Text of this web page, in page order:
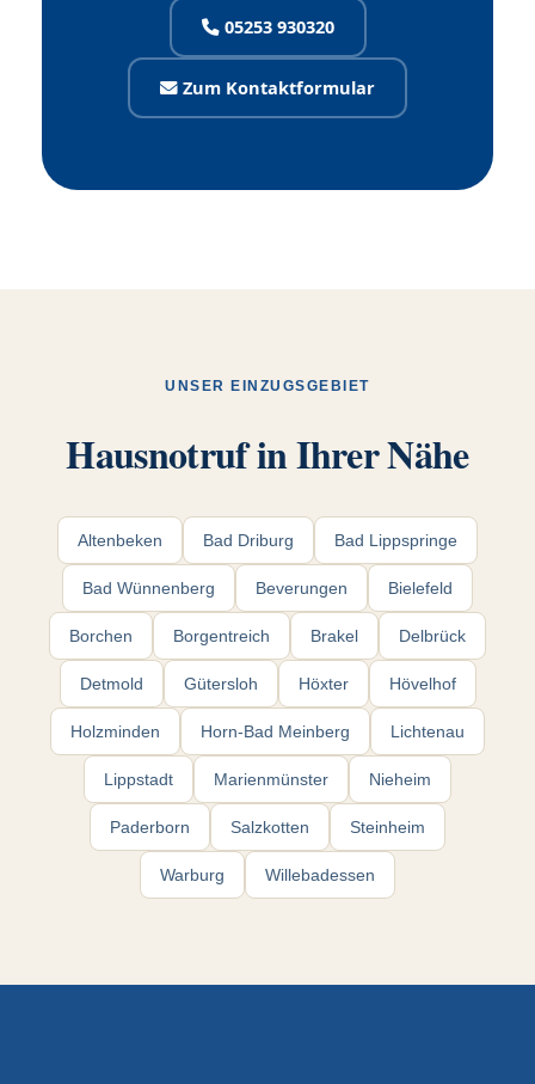
05253 930320
Zum Kontaktformular
UNSER EINZUGSGEBIET
Hausnotruf in Ihrer Nähe
Altenbeken Bad Driburg Bad Lippspringe
Bad Wünnenberg Beverungen Bielefeld
Borchen Borgentreich Brakel Delbrück
Detmold Gütersloh Höxter Hövelhof
Holzminden Horn-Bad Meinberg Lichtenau
Lippstadt Marienmünster Nieheim
Paderborn Salzkotten Steinheim
Warburg Willebadessen